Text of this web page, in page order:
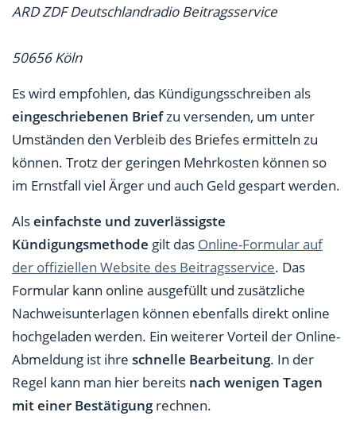
ARD ZDF Deutschlandradio Beitragsservice
50656 Köln
Es wird empfohlen, das Kündigungsschreiben als
eingeschriebenen Briefzu versenden, um unter
Umständen den Verbleib des Briefes ermitteln zu
können. Trotz der geringen Mehrkosten können so
im Ernstfall viel Ärger und auch Geld gespart werden.
Alseinfachste und zuverlässigste
Kündigungsmethode gilt das Online-Formular auf
der offiziellen Website des Beitragsservice. Das
Formular kann online ausgefüllt und zusätzliche
Nachweisunterlagen können ebenfalls direkt online
hochgeladen werden. Ein weiterer Vorteil der Online-
Abmeldung ist ihre schnelle Bearbeitung. In der
Regel kann man hier bereits nach wenigen Tagen
mit einer Bestätigungrechnen.